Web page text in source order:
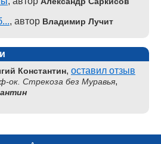
, автор Владимир Лучит
Константин, оставил отзыв
ок. Стрекоза без Муравья,